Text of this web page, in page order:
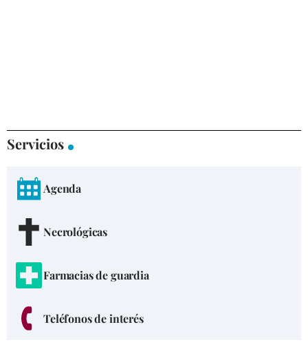
Servicios
Agenda
Necrológicas
Farmacias de guardia
Teléfonos de interés